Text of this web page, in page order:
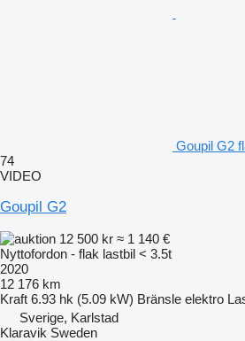
Goupil G2
74
VIDEO
Goupil G2
12 500 kr ≈ 1 140 €
Nyttofordon - flak lastbil < 3.5t
2020
12 176 km
Kraft 6.93 hk (5.09 kW) Bränsle elektro
Sverige, Karlstad
Klaravik Sweden